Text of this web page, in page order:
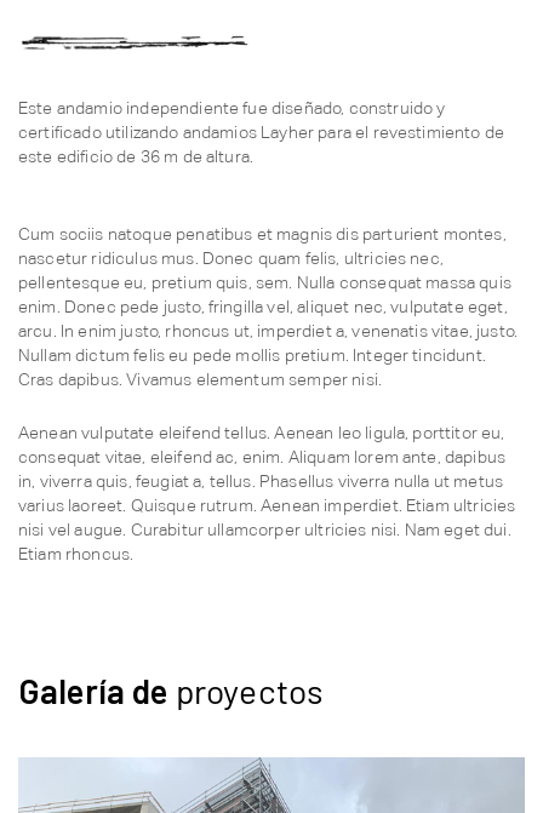
Este andamio independiente fue diseñado, construido y
certificado utilizando andamios Layher para el revestimiento de
este edificio de 36 m de altura.
Cum sociis natoque penatibus et magnis dis parturient montes,
nascetur ridiculus mus. Donec quam felis, ultricies nec,
pellentesque eu, pretium quis, sem. Nulla consequat massa quis
enim. Donec pede justo, fringilla vel, aliquet nec, vulputate eget,
arcu. In enim justo, rhoncus ut, imperdiet a, venenatis vitae, justo.
Nullam dictum felis eu pede mollis pretium. Integer tincidunt.
Cras dapibus. Vivamus elementum semper nisi.
Aenean vulputate eleifend tellus. Aenean leo ligula, porttitor eu,
consequat vitae, eleifend ac, enim. Aliquam lorem ante, dapibus
in, viverra quis, feugiat a, tellus. Phasellus viverra nulla ut metus
varius laoreet. Quisque rutrum. Aenean imperdiet. Etiam ultricies
nisi vel augue. Curabitur ullamcorper ultricies nisi. Nam eget dui.
Etiam rhoncus.
Galería de proyectos